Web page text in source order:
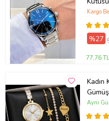
Kargo
%27
77,76
Kadın Kol
BİLEKLİK
Aynı